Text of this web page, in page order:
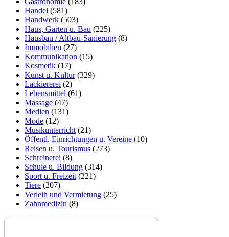
Handel (581)
Handwerk (503)
Haus, Garten u. Bau (225)
Hausbau / Altbau-Sanierung (8)
Immobilien (27)
Kommunikation (15)
Kosmetik (17)
Kunst u. Kultur(329)
Lackiererei (2)
Lebensmittel (61)
Massage (47)
Medien (131)
Mode (12)
Musikunterricht (21)
Öffentl. Einrichtungen u. Vereine (10)
Reisen u. Tourismus (273)
Schreinerei (8)
Schule u. Bildung (314)
Sport u. Freizeit (221)
Tiere (207)
Verleih und Vermietung (25)
Zahnmedizin (8)